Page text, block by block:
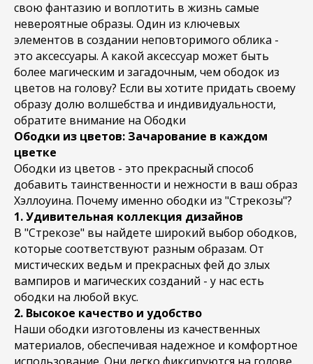
свою фантазию и воплотить в жизнь самые
невероятные образы. Один из ключевых
элементов в создании неповторимого облика -
это аксессуары. А какой аксессуар может быть
более магическим и загадочным, чем ободок из
цветов на голову? Если вы хотите придать своему
образу долю волшебства и индивидуальности,
обратите внимание на Ободки
Ободки из цветов: Зачарование в каждом
цветке
Ободки из цветов - это прекрасный способ
добавить таинственности и нежности в ваш образ
Хэллоуина. Почему именно ободки из "Стрекозы"?
1. Удивительная коллекция дизайнов
В "Стрекозе" вы найдете широкий выбор ободков,
которые соответствуют разным образам. От
мистических ведьм и прекрасных фей до злых
вампиров и магических созданий - у нас есть
ободки на любой вкус.
2. Высокое качество и удобство
Наши ободки изготовлены из качественных
материалов, обеспечивая надежное и комфортное